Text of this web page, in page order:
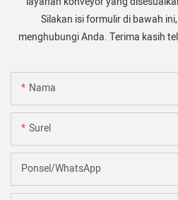
Silakan isi formulir di bawah
menghubungi Anda. Terima kasih
Nama
Surel
Ponsel/WhatsApp